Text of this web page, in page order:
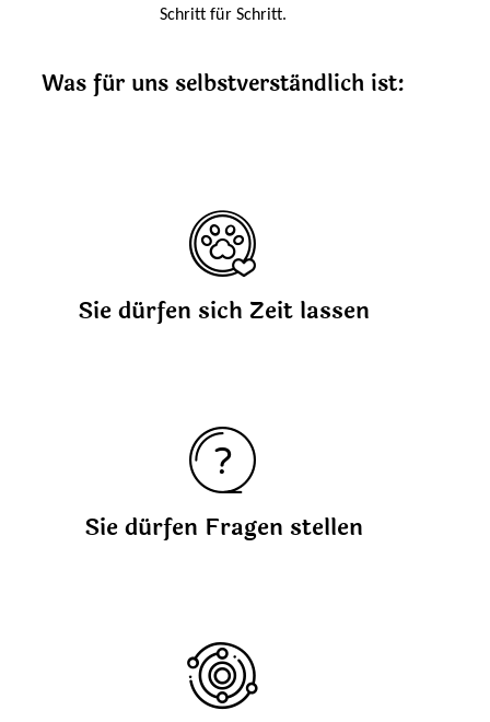
Schritt für Schritt.
Was für uns selbstverständlich ist:
Sie dürfen sich Zeit lassen
Sie dürfen Fragen stellen